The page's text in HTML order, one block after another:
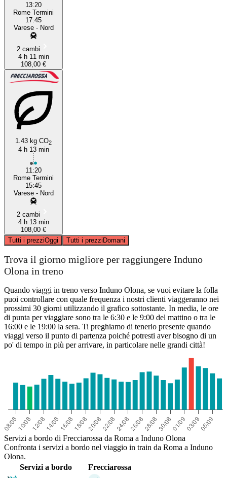
13:20
Rome Termini
17:45
Varese - Nord
2 cambi
4 h 11 min
108,00 €
1.43 kg CO2
4 h 13 min
11:20
Rome Termini
15:45
Varese - Nord
2 cambi
4 h 13 min
108,00 €
Tutti i prezziOggi Tutti i prezziDomani
Trova il giorno migliore per raggiungere Induno
Olona in treno
Quando viaggi in treno verso Induno Olona, se vuoi evitare la folla
puoi controllare con quale frequenza i nostri clienti viaggeranno nei
prossimi 30 giorni utilizzando il grafico sottostante. In media, le ore
di punta per viaggiare sono tra le 6:30 e le 9:00 del mattino o tra le
16:00 e le 19:00 la sera. Ti preghiamo di tenerlo presente quando
viaggi verso il punto di partenza poiché potresti aver bisogno di un
po' di tempo in più per arrivare, in particolare nelle grandi città!
Servizi a bordo di Frecciarossa da Roma a Induno Olona
Confronta i servizi a bordo nel viaggio in train da Roma a Induno
Olona.
Servizi a bordo
Frecciarossa